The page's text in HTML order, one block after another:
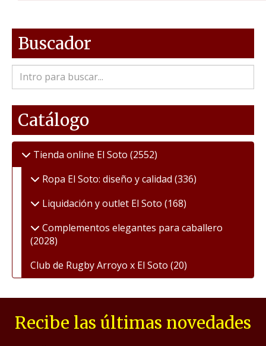
Buscador
Catálogo
Tienda online El Soto (2552)
Ropa El Soto: diseño y calidad (336)
Liquidación y outlet El Soto (168)
Complementos elegantes para caballero
(2028)
Club de Rugby Arroyo x El Soto (20)
Recibe las últimas novedades